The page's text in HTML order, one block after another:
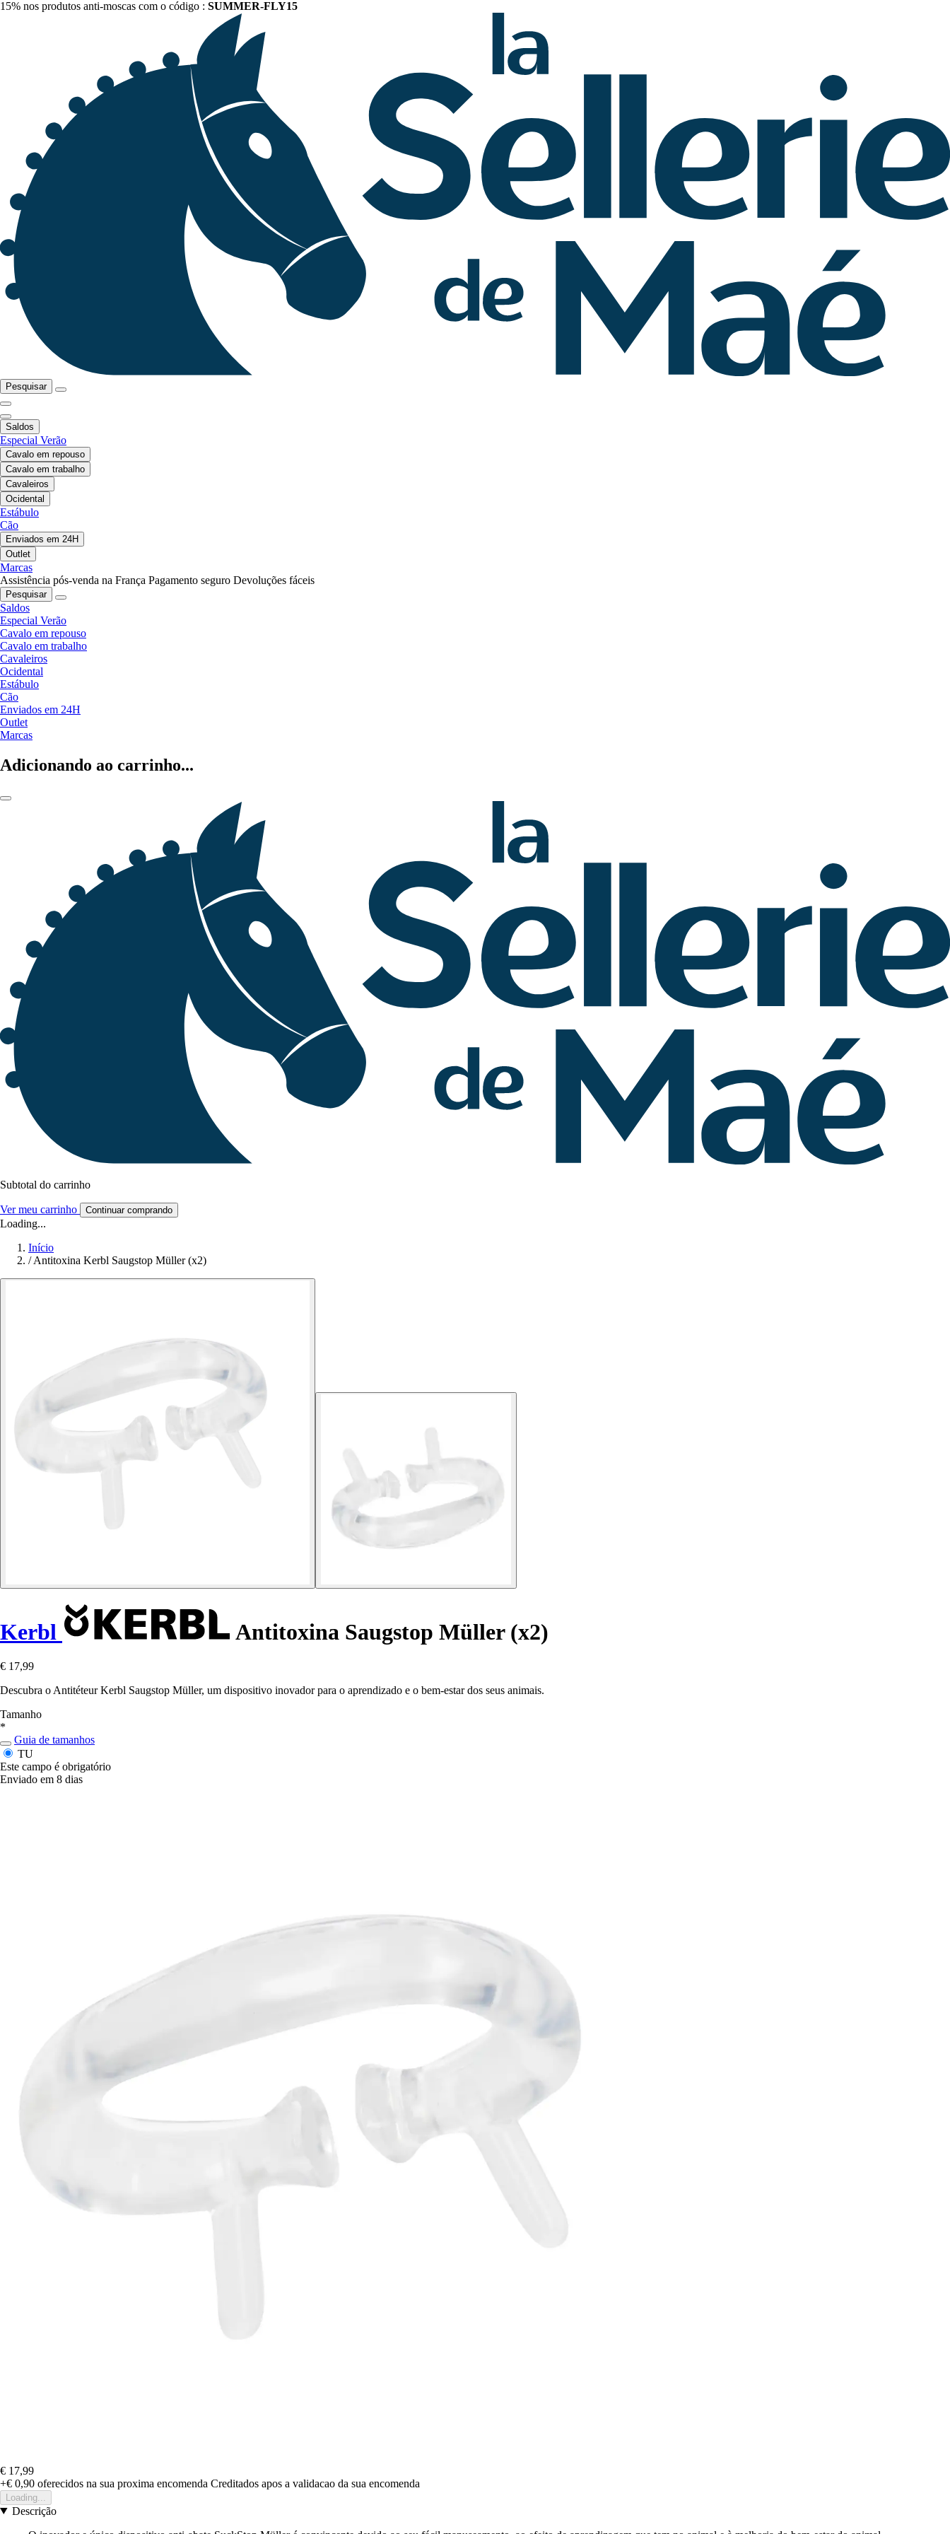
15% nos produtos anti-moscas com o código : SUMMER-FLY15
Pesquisar
Saldos
Especial Verão
Cavalo em repouso
Cavalo em trabalho
Cavaleiros
Ocidental
Estábulo
Cão
Enviados em 24H
Outlet
Marcas
Assistência pós-venda na França Pagamento seguro Devoluções fáceis
Pesquisar
Saldos
Especial Verão
Cavalo em repouso
Cavalo em trabalho
Cavaleiros
Ocidental
Estábulo
Cão
Enviados em 24H
Outlet
Marcas
Adicionando ao carrinho...
Subtotal do carrinho
Ver meu carrinho Continuar comprando
Loading...
Início
/ Antitoxina Kerbl Saugstop Müller (x2)
Kerbl Antitoxina Saugstop Müller (x2)
€ 17,99
Descubra o Antitéteur Kerbl Saugstop Müller, um dispositivo inovador para o aprendizado e o bem-estar dos seus animais.
Tamanho
*
Guia de tamanhos
TU
Este campo é obrigatório
Enviado em 8 dias
€ 17,99
+€ 0,90 oferecidos na sua proxima encomenda Creditados apos a validacao da sua encomenda
Loading...
Descrição